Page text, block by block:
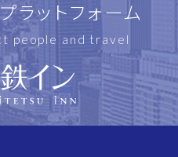
ラットフォーム
people and travel